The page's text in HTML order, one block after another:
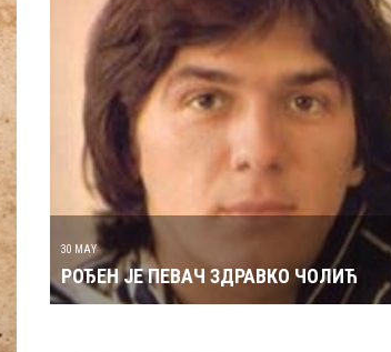
30 MAY
РОЂЕН ЈЕ ПЕВАЧ ЗДРАВКО ЧОЛИЋ